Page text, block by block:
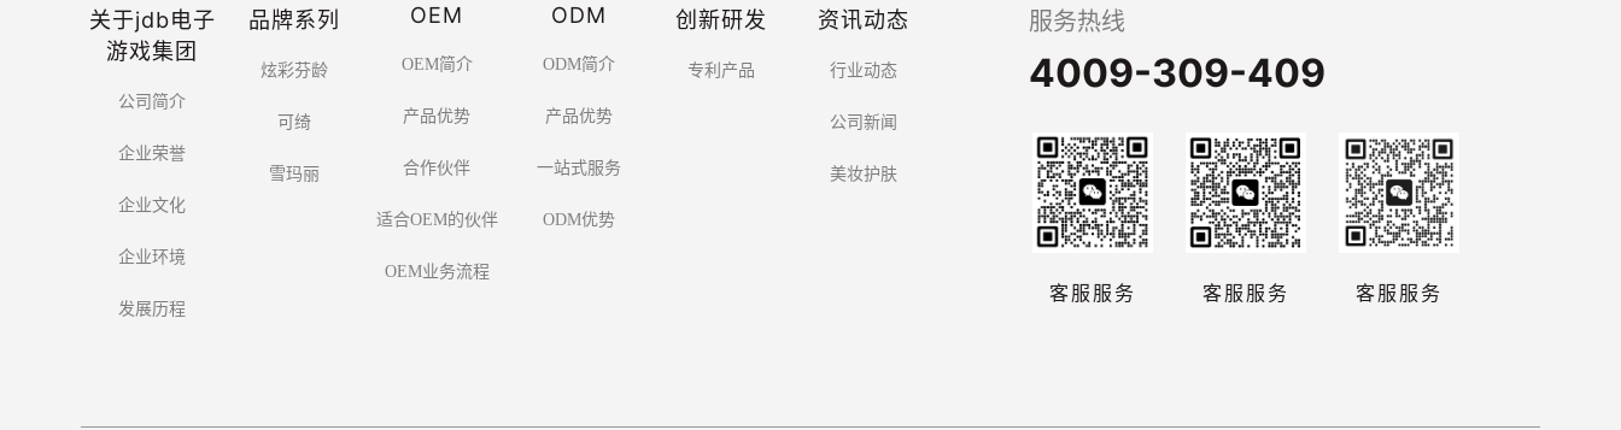
关于jdb电子
游戏集团
公司简介
企业荣誉
企业文化
企业环境
发展历程
品牌系列
炫彩芬龄
可绮
雪玛丽
OEM
OEM简介
产品优势
合作伙伴
适合OEM的伙伴
OEM业务流程
ODM
ODM简介
产品优势
一站式服务
ODM优势
创新研发
专利产品
资讯动态
行业动态
公司新闻
美妆护肤
服务热线
4009-309-409
客服服务 客服服务 客服服务